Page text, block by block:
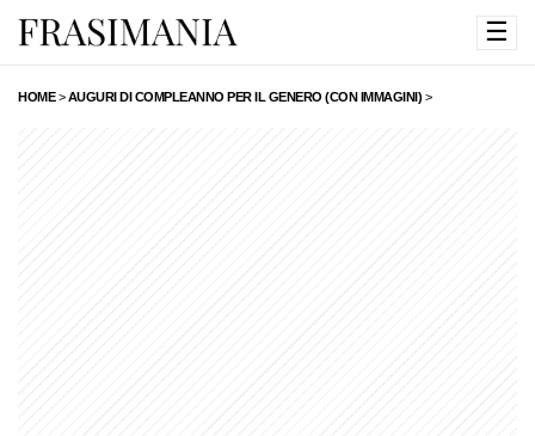
☰
HOME>AUGURI DI COMPLEANNO PER IL GENERO (CON IMMAGINI) >